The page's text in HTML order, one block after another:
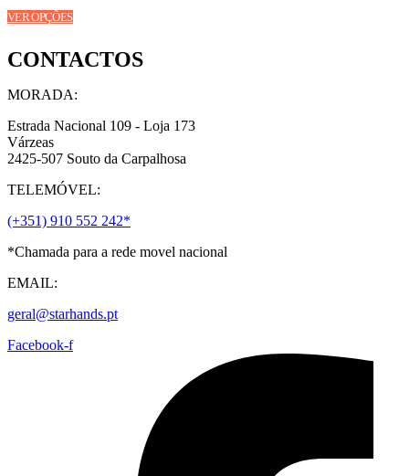
product
page
VER OPÇÕESThis
product
multiple
The
may
chosen
the
page
CONTACTOS
MORADA:
Estrada Nacional 109 - Loja 173
Várzeas
2425-507 Souto da Carpalhosa
TELEMÓVEL:
(+351) 910 552 242*
*Chamada para a rede movel nacional
EMAIL:
geral@starhands.pt
Facebook-f